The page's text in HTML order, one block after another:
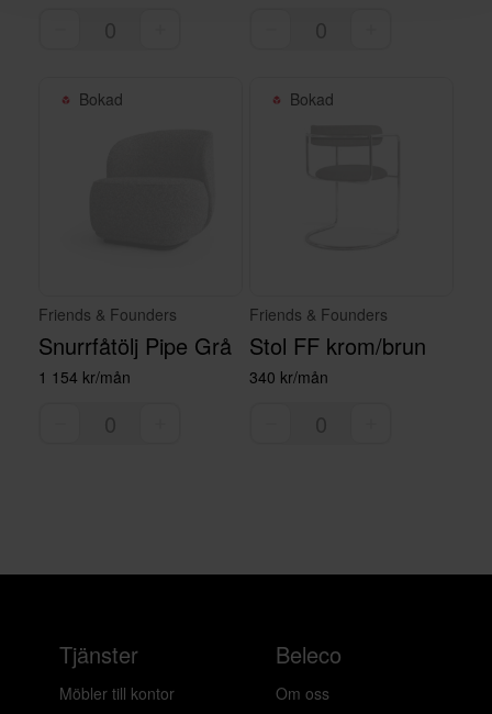
Bokad
Friends & Founders
Snurrfåtölj Pipe Grå
1 154 kr/mån
Bokad
Friends & Founders
Stol FF krom/brun
340 kr/mån
Tjänster
Möbler till kontor
Beleco
Om oss